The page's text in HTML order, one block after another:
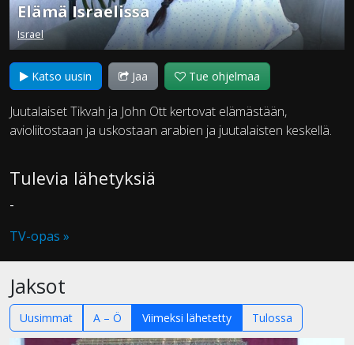
Elämä Israelissa
Israel
Katso uusin Jaa Tue ohjelmaa
Juutalaiset Tikvah ja John Ott kertovat elämästään,
avioliitostaan ja uskostaan arabien ja juutalaisten keskellä.
Tulevia lähetyksiä
-
TV-opas »
Jaksot
Uusimmat A – Ö Viimeksi lähetetty Tulossa